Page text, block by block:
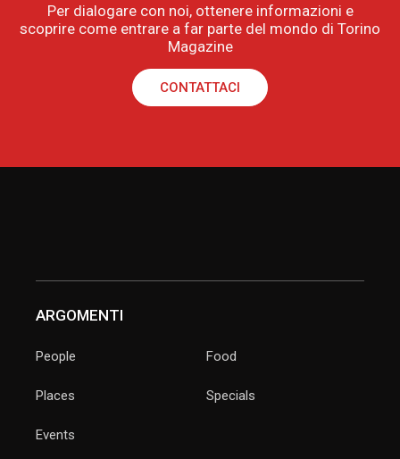
Per dialogare con noi, ottenere informazioni e
scoprire come entrare a far parte del mondo di Torino
Magazine
CONTATTACI
ARGOMENTI
People
Places
Events
Food
Specials